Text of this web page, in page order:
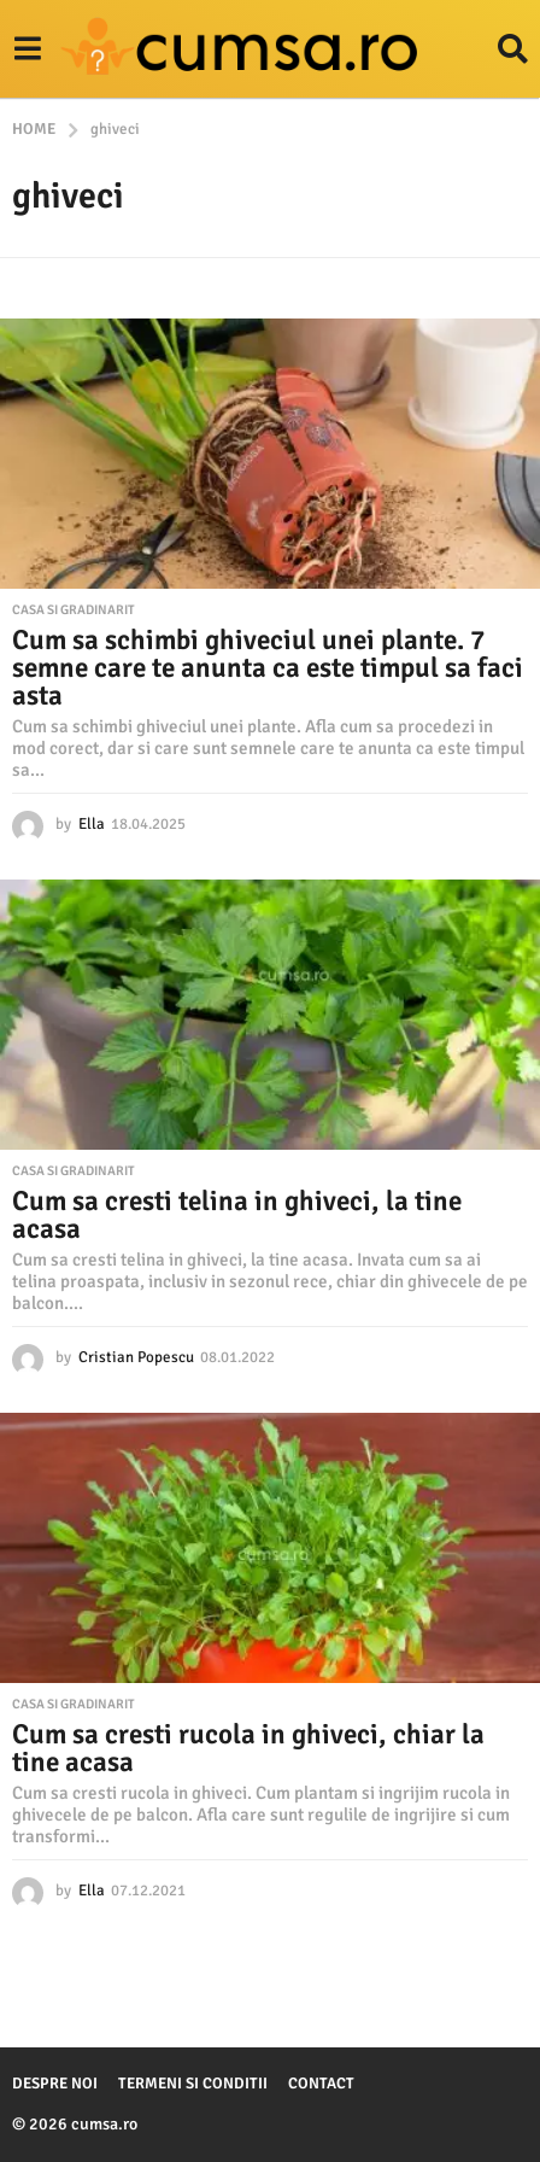
HOME ghiveci
ghiveci
CASA SI GRADINARIT
Cum sa schimbi ghiveciul unei plante. 7
semne care te anunta ca este timpul sa faci
asta
Cum sa schimbi ghiveciul unei plante. Afla cum sa procedezi in
mod corect, dar si care sunt semnele care te anunta ca este timpul
sa...
by Ella 18.04.2025
0
4
.
2
0
2
5
CASA SI GRADINARIT
Cum sa cresti telina in ghiveci, la tine
acasa
Cum sa cresti telina in ghiveci, la tine acasa. Invata cum sa ai
telina proaspata, inclusiv in sezonul rece, chiar din ghivecele de pe
balcon....
by Cristian Popescu 08.01.2022
0
1
.
2
0
2
2
CASA SI GRADINARIT
Cum sa cresti rucola in ghiveci, chiar la
tine acasa
Cum sa cresti rucola in ghiveci. Cum plantam si ingrijim rucola in
ghivecele de pe balcon. Afla care sunt regulile de ingrijire si cum
transformi...
by Ella 07.12.2021
0
2
DESPRE NOI TERMENI SI CONDITII CONTACT
© 2026 cumsa.ro